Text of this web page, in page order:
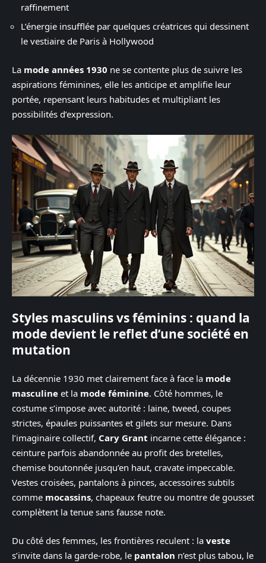
raffinement
L’énergie insufflée par quelques créatrices qui dessinent
le vestiaire de Paris à Hollywood
La mode années 1930 ne se contente plus de suivre les
aspirations féminines, elle les anticipe et amplifie leur
portée, repensant leurs habitudes et multipliant les
possibilités d’expression.
Styles masculins vs féminins : quand la
mode devient le reflet d’une société en
mutation
La décennie 1930 met clairement face à face la mode
masculine et la mode féminine. Côté hommes, le
costume s’impose avec autorité : laine, tweed, coupes
strictes, épaules puissantes et gilets sur mesure. Dans
l’imaginaire collectif, Cary Grant incarne cette élégance :
ceinture parfois abandonnée au profit des bretelles,
chemise boutonnée jusqu’en haut, cravate impeccable.
Vestes croisées, pantalons à pinces, accessoires subtils
comme mocassins, chapeaux feutre ou montre de gousset
complètent la tenue sans fausse note.
Du côté des femmes, les frontières reculent : la veste
s’invite dans la garde-robe, le pantalon n’est plus tabou, le